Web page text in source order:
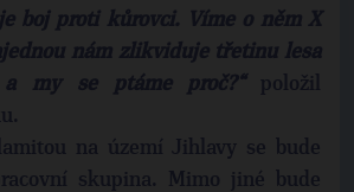
boj proti kůrovci. Víme o něm X
nám zlikviduje třetinu lesa
my se ptáme proč?“položil
na území Jihlavy se bude
skupina. Mimo jiné bude